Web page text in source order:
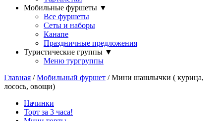
Мобильные фуршеты ▼
Все фуршеты
Сеты и наборы
Канапе
Праздничные предложения
Туристические группы ▼
Меню тургруппы
Главная /Мобильный фуршет / Мини шашлычки ( курица,
лосось, овощи)
Начинки
Торт за 3 часа!